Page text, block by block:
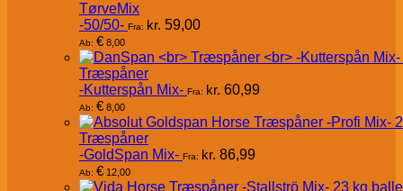
TørveMix
-50/50- Fra: kr. 59,00
Ab: € 8,00
Træspåner
-Kutterspån Mix- Fra: kr. 60,99
Ab: € 8,00
Træspåner
-GoldSpan Mix- Fra: kr. 86,99
Ab: € 12,00